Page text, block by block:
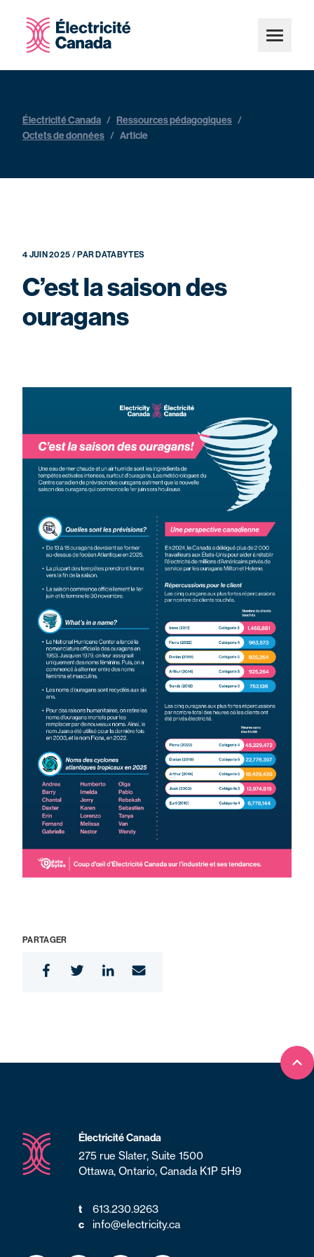
Électricité Canada / Ressources pédagogiques /
Octets de données / Article
4 JUIN 2025 / PAR DATABYTES
C’est la saison des
ouragans
PARTAGER
Électricité Canada
275 rue Slater, Suite 1500
Ottawa, Ontario, Canada K1P 5H9
t
613.230.9263
c
info@electricity.ca